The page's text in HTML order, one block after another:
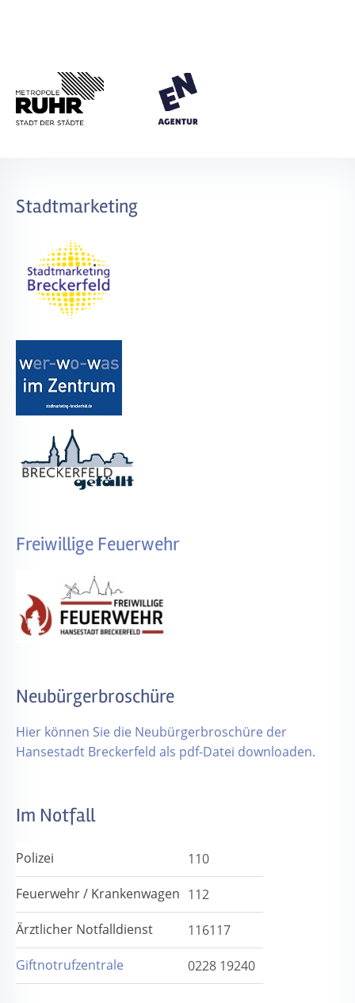
Stadtmarketing
Freiwillige Feuerwehr
Neubürgerbroschüre
Hier können Sie die Neubürgerbroschüre der
Hansestadt Breckerfeld als pdf-Datei downloaden.
Im Notfall
Polizei
110
Feuerwehr / Krankenwagen 112
Ärztlicher Notfalldienst
116117
Giftnotrufzentrale
0228 19240